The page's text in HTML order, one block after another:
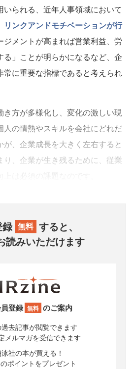
られる、近年人事領域において
リンクアンドモチベーションが行
ジメントが高まれば営業利益、労
る」ことが明らかになるなど、企
常に重要な指標であると考えられ
方が多様化し、変化の激しい現
人の情熱やスキルを会社にどれだ
、企業成長を大きく左右すると
り、企業が生き残るために、従業
無料 すると、
読みいただけます
登録 無料 のご案内
過去記事が閲覧できます
メルマガを受信できます
泳社の本が買える！
ポイントをプレゼント